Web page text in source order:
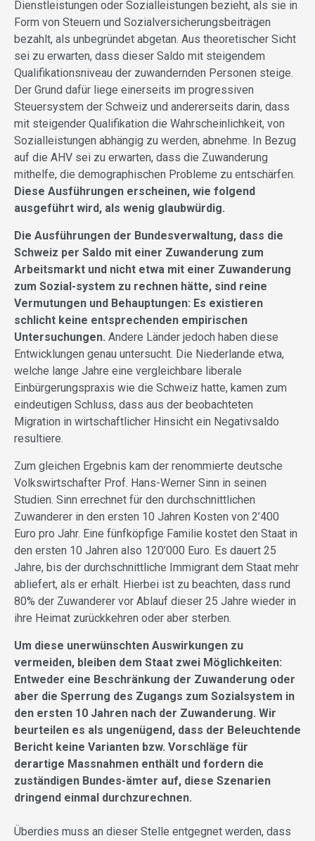
Dienstleistungen oder Sozialleistungen bezieht, als sie in
Form von Steuern und Sozialversicherungsbeiträgen
bezahlt, als unbegründet abgetan. Aus theoretischer Sicht
sei zu erwarten, dass dieser Saldo mit steigendem
Qualifikationsniveau der zuwandernden Personen steige.
Der Grund dafür liege einerseits im progressiven
Steuersystem der Schweiz und andererseits darin, dass
mit steigender Qualifikation die Wahrscheinlichkeit, von
Sozialleistungen abhängig zu werden, abnehme. In Bezug
auf die AHV sei zu erwarten, dass die Zuwanderung
mithelfe, die demographischen Probleme zu entschärfen.
Diese Ausführungen erscheinen, wie folgend
ausgeführt wird, als wenig glaubwürdig.
Die Ausführungen der Bundesverwaltung, dass die
Schweiz per Saldo mit einer Zuwanderung zum
Arbeitsmarkt und nicht etwa mit einer Zuwanderung
zum Sozial-system zu rechnen hätte, sind reine
Vermutungen und Behauptungen: Es existieren
schlicht keine entsprechenden empirischen
Untersuchungen. Andere Länder jedoch haben diese
Entwicklungen genau untersucht. Die Niederlande etwa,
welche lange Jahre eine vergleichbare liberale
Einbürgerungspraxis wie die Schweiz hatte, kamen zum
eindeutigen Schluss, dass aus der beobachteten
Migration in wirtschaftlicher Hinsicht ein Negativsaldo
resultiere.
Zum gleichen Ergebnis kam der renommierte deutsche
Volkswirtschafter Prof. Hans-Werner Sinn in seinen
Studien. Sinn errechnet für den durchschnittlichen
Zuwanderer in den ersten 10 Jahren Kosten von 2’400
Euro pro Jahr. Eine fünfköpfige Familie kostet den Staat in
den ersten 10 Jahren also 120’000 Euro. Es dauert 25
Jahre, bis der durchschnittliche Immigrant dem Staat mehr
abliefert, als er erhält. Hierbei ist zu beachten, dass rund
80% der Zuwanderer vor Ablauf dieser 25 Jahre wieder in
ihre Heimat zurückkehren oder aber sterben.
Um diese unerwünschten Auswirkungen zu
vermeiden, bleiben dem Staat zwei Möglichkeiten:
Entweder eine Beschränkung der Zuwanderung oder
aber die Sperrung des Zugangs zum Sozialsystem in
den ersten 10 Jahren nach der Zuwanderung. Wir
beurteilen es als ungenügend, dass der Beleuchtende
Bericht keine Varianten bzw. Vorschläge für
derartige Massnahmen enthält und fordern die
zuständigen Bundes-ämter auf, diese Szenarien
dringend einmal durchzurechnen.
Überdies muss an dieser Stelle entgegnet werden, dass